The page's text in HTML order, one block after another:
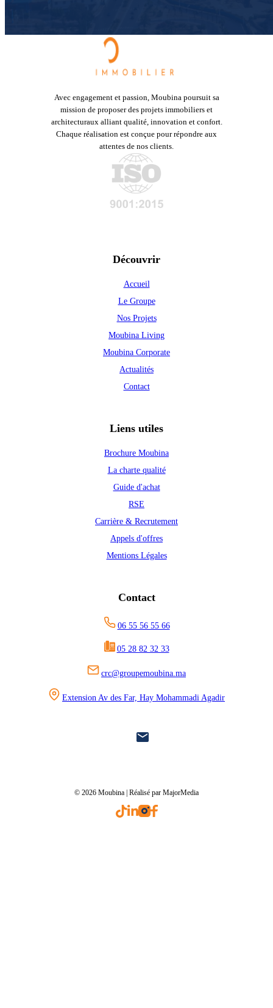
Avec engagement et passion, Moubina poursuit sa
mission de proposer des projets immobiliers et
architecturaux alliant qualité, innovation et confort.
Chaque réalisation est conçue pour répondre aux
attentes de nos clients.
Découvrir
Accueil
Le Groupe
Nos Projets
Moubina Living
Moubina Corporate
Actualités
Contact
Liens utiles
Brochure Moubina
La charte qualité
Guide d'achat
RSE
Carrière & Recrutement
Appels d'offres
Mentions Légales
Contact
06 55 56 55 66
05 28 82 32 33
crc@groupemoubina.ma
Extension Av des Far, Hay Mohammadi Agadir
© 2026 Moubina | Réalisé par MajorMedia